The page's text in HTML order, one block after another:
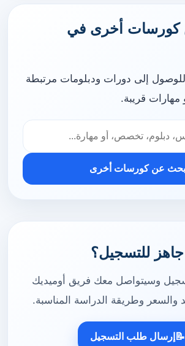
كورسات أخرى في
إلى دورات ودبلومات مرتبطة
قريبة.
بحث عن كورسات أخرى
جاهز للتسجيل؟
وسيتواصل معك فريق أوميديك
والسعر وطريقة الدراسة المناسبة.
📝 إرسال طلب التسجيل